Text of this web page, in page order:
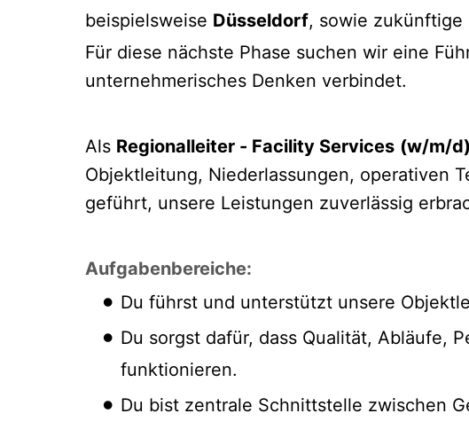
beispielsweise Düsseldorf, sowie zukünftige
Für diese nächste Phase suchen wir eine
unternehmerisches Denken verbindet.
Als Regionalleiter - Facility Services (w/m/d)
Objektleitung, Niederlassungen, operativen
geführt, unsere Leistungen zuverlässig
Aufgabenbereiche:
Du führst und unterstützt unsere
Du sorgst dafür, dass Qualität, Abläufe,
funktionieren.
Du bist zentrale Schnittstelle zwischen